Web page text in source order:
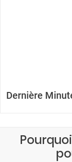
Dernière